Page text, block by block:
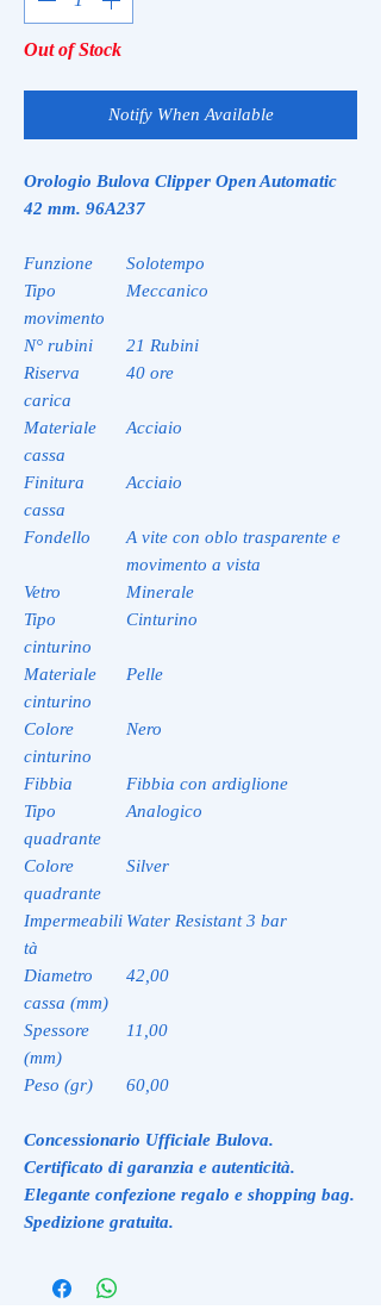
Out of Stock
Notify When Available
Orologio Bulova Clipper Open Automatic
42 mm. 96A237
Funzione
Solotempo
Tipo
movimento
Meccanico
N° rubini
21 Rubini
Riserva
carica
40 ore
Materiale
cassa
Acciaio
Finitura
cassa
Acciaio
Fondello
A vite con oblo trasparente e
movimento a vista
Vetro
Minerale
Tipo
cinturino
Cinturino
Materiale
cinturino
Pelle
Colore
cinturino
Nero
Fibbia
Fibbia con ardiglione
Tipo
quadrante
Analogico
Colore
quadrante
Silver
Impermeabili
tà
Water Resistant 3 bar
Diametro
cassa (mm)
42,00
Spessore
(mm)
11,00
Peso (gr) 60,00
Concessionario Ufficiale Bulova.
Certificato di garanzia e autenticità.
Elegante confezione regalo e shopping bag.
Spedizione gratuita.